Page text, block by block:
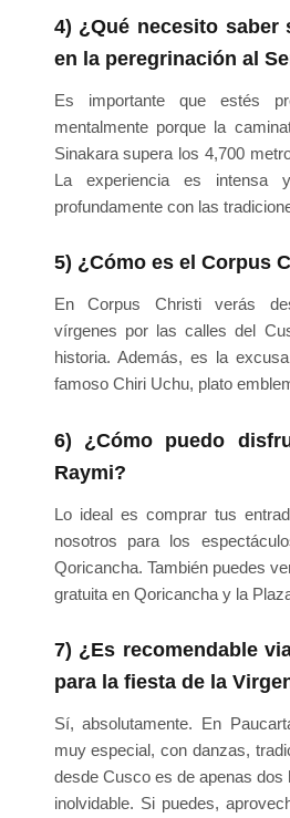
4) ¿Qué necesito
en la peregrinación al
Es importante que estés
mentalmente porque la
Sinakara supera los 4,700
La experiencia es intensa
profundamente con las
5) ¿Cómo es el Corpus
En Corpus Christi verás
vírgenes por las calles del
historia. Además, es la
famoso Chiri Uchu, plato
6) ¿Cómo puedo
Raymi?
Lo ideal es comprar tus
nosotros para los
Qoricancha. También puedes
gratuita en Qoricancha y la
7) ¿Es recomendable
para la fiesta de la
Sí, absolutamente. En
muy especial, con danzas,
desde Cusco es de apenas
inolvidable. Si puedes,